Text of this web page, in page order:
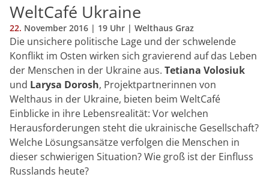
WeltCafé Ukraine
22. November 2016 | 19 Uhr | Welthaus Graz
Die unsichere politische Lage und der schwelende
Konflikt im Osten wirken sich gravierend auf das Leben
der Menschen in der Ukraine aus. Tetiana Volosiuk
und Larysa Dorosh, Projektpartnerinnen von
Welthaus in der Ukraine, bieten beim WeltCafé
Einblicke in ihre Lebensrealität: Vor welchen
Herausforderungen steht die ukrainische Gesellschaft?
Welche Lösungsansätze verfolgen die Menschen in
dieser schwierigen Situation? Wie groß ist der Einfluss
Russlands heute?